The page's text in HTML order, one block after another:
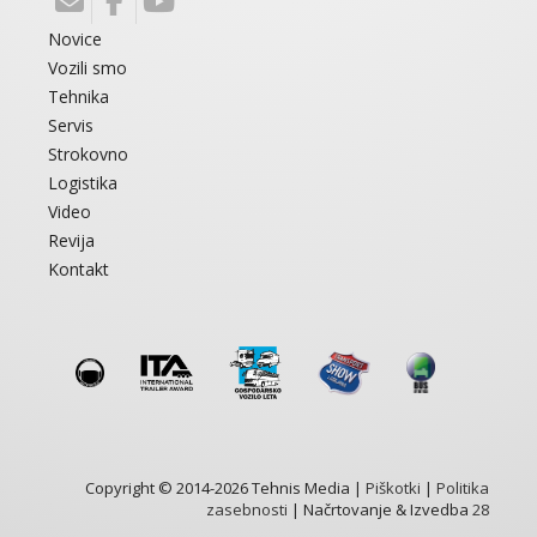
Novice
Vozili smo
Tehnika
Servis
Strokovno
Logistika
Video
Revija
Kontakt
Copyright © 2014-2026 Tehnis Media | Piškotki | Politika
zasebnosti | Načrtovanje & Izvedba 28